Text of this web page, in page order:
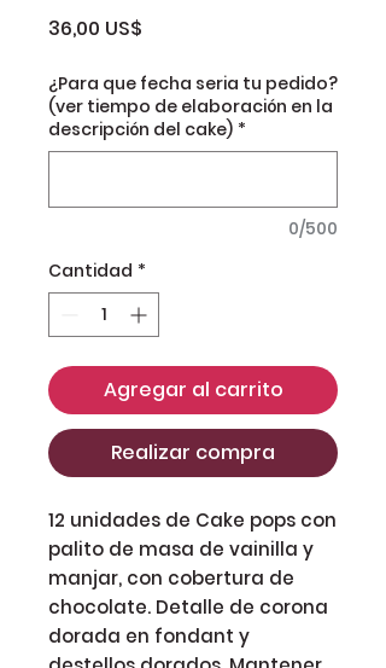
36,00 US$
¿Para que fecha seria tu pedido?
(ver tiempo de elaboración en la
descripción del cake) *
0/500
Cantidad *
Agregar al carrito
Realizar compra
12 unidades de Cake pops con
palito de masa de vainilla y
manjar, con cobertura de
chocolate. Detalle de corona
dorada en fondant y